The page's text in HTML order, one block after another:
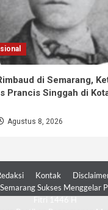
di Semarang,
Prancis Singgah di
Agustus 8, 2026
Kontak
Sukses Menggelar